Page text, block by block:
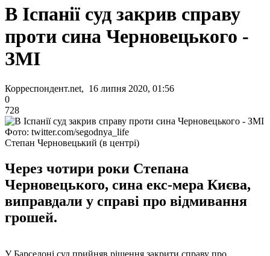
В Іспанії суд закрив справу
проти сина Черновецького -
ЗМІ
Корреспондент.net, 16 липня 2020, 01:56
0
728
Фото: twitter.com/segodnya_life
Степан Черновецький (в центрі)
Через чотири роки Степана
Черновецького, сина екс-мера Києва,
виправдали у справі про відмивання
грошей.
У Барселоні суд прийняв рішення закрити справу про